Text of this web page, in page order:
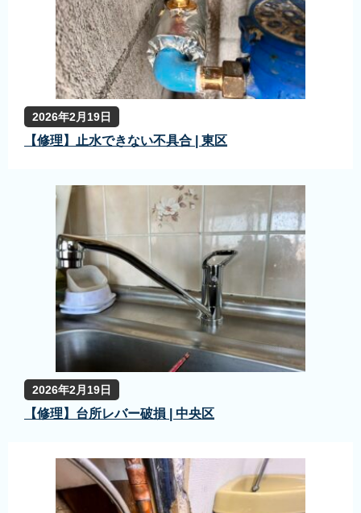
2026年2月19日
【修理】止水できない不具合 | 東区
2026年2月19日
【修理】台所レバー破損 | 中央区